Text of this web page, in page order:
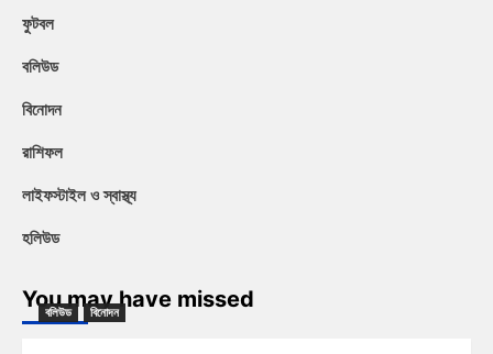
ফুটবল
বলিউড
বিনোদন
রাশিফল
লাইফস্টাইল ও স্বাস্থ্য
হলিউড
You may have missed
বলিউড বিনোদন